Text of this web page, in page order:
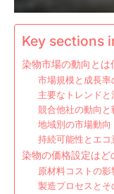
Key sections
染物市場の動向とは
市場規模と成長率
主要なトレンド
競合他社の動向と
地域別の市場動向
持続可能性とエコ
染物の価格設定はど
原材料コストの影
製造プロセスとそ